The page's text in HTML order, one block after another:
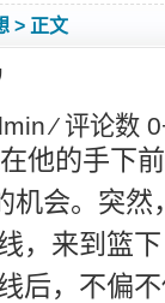
> 正文
⁄ 评论数
他的手下
机会。突
，来到篮
后，不偏